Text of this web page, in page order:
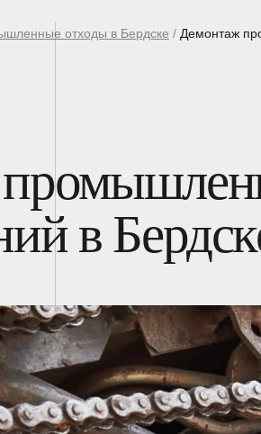
отходы в Бердске / Демонтаж
в